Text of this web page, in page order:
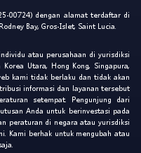
00724) dengan alamat terdaftar di
Bay, Gros-Islet, Saint Lucia.
atau perusahaan di yurisdiksi
Utara, Hong Kong, Singapura,
kami tidak berlaku dan tidak akan
informasi dan layanan tersebut
setempat. Pengunjung dari
Anda untuk berinvestasi pada
peraturan di negara atau yurisdiksi
Kami berhak untuk mengubah atau